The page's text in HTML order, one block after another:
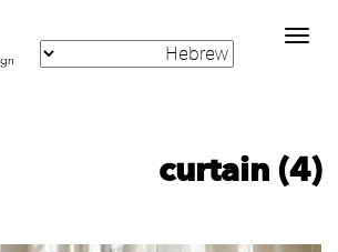
Toggle
navigation
curtain (4)